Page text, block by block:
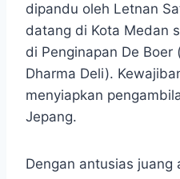
dipandu oleh Letnan
datang di Kota Medan
di Penginapan De Boer
Dharma Deli).
menyiapkan
Jepang.
Dengan antusias juang